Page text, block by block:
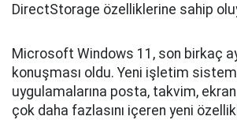
DirectStorage özelliklerine sahip
Microsoft Windows 11, son birkaç
konuşması oldu. Yeni işletim
uygulamalarına posta, takvim, ekran
çok daha fazlasını içeren yeni